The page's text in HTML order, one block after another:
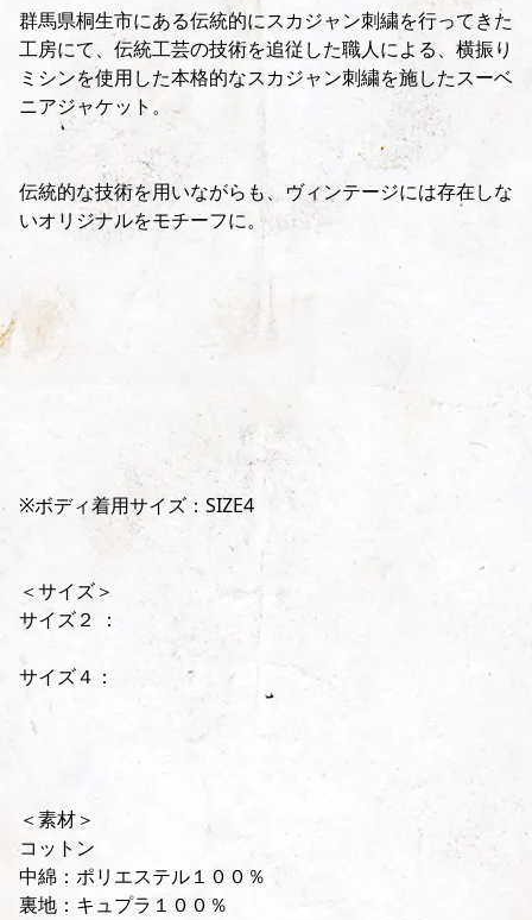
群馬県桐生市にある伝統的にスカジャン刺繍を行ってきた
工房にて、伝統工芸の技術を追従した職人による、横振り
ミシンを使用した本格的なスカジャン刺繍を施したスーベ
ニアジャケット。
伝統的な技術を用いながらも、ヴィンテージには存在しな
いオリジナルをモチーフに。
※ボディ着用サイズ：SIZE4
＜サイズ＞
サイズ２ ：
サイズ４：
＜素材＞
コットン
中綿：ポリエステル１００％
裏地：キュプラ１００％